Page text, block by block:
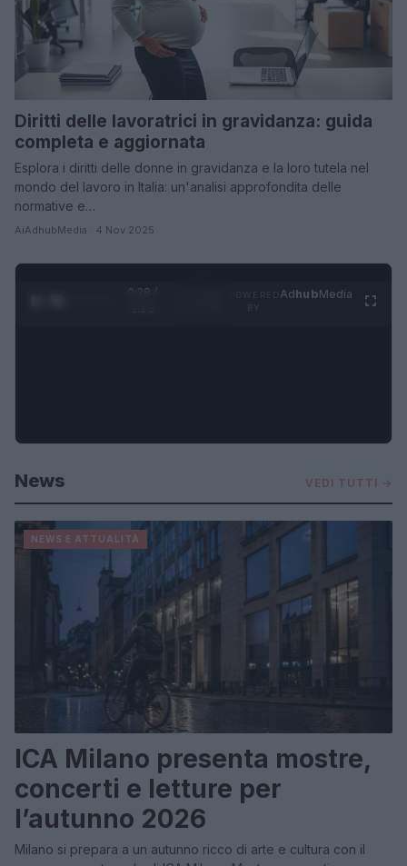
Diritti delle lavoratrici in gravidanza: guida
completa e aggiornata
Esplora i diritti delle donne in gravidanza e la loro tutela nel
mondo del lavoro in Italia: un'analisi approfondita delle
normative e…
AiAdhubMedia · 4 Nov 2025
0:29 /
AdhubMedia
News VEDI TUTTI →
NEWS E ATTUALITÀ
ICA Milano presenta mostre,
concerti e letture per
l’autunno 2026
Milano si prepara a un autunno ricco di arte e cultura con il